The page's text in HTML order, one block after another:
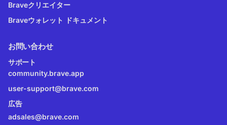
Braveクリエイター
Braveウォレット ドキュメント
お問い合わせ
サポート
community.brave.app
user-support@brave.com
広告
adsales@brave.com